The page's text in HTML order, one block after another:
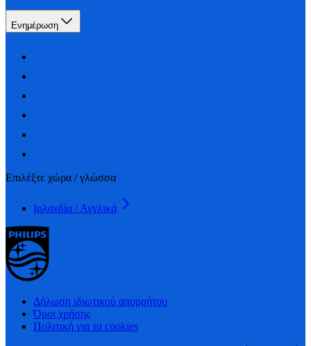
Ενημέρωση
Επιλέξτε χώρα / γλώσσα
Ιρλανδία / Αγγλικά
Δήλωση ιδιωτικού απορρήτου
Όροι χρήσης
Πολιτική για τα cookies